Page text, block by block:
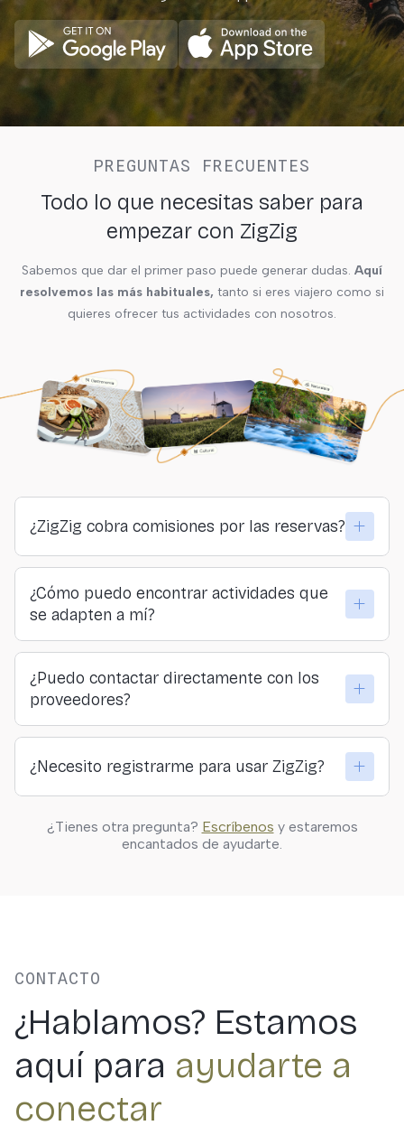
PREGUNTAS FRECUENTES
Todo lo que necesitas saber para
empezar con ZigZig
Sabemos que dar el primer paso puede generar dudas. Aquí
resolvemos las más habituales, tanto si eres viajero como si
quieres ofrecer tus actividades con nosotros.
¿ZigZig cobra comisiones por las reservas?
proveedores. Todo lo que pagas llega directamente a
quienes organizan las actividades.
¿Cómo puedo encontrar actividades que
se adapten a mí?
hacer nuestro formulario y descubrir tu actividad
ideal.
¿Puedo contactar directamente con los
proveedores?
transparente entre viajeros y quienes ofrecen las
actividades.
¿Necesito registrarme para usar ZigZig?
Solo si quieres guardar actividades, hacer reservas o
personalizar tus resultados. Puedes explorar
¿Tienes otra pregunta? Escríbenos y estaremos
encantados de ayudarte.
CONTACTO
¿Hablamos? Estamos
aquí para ayudarte a
conectar